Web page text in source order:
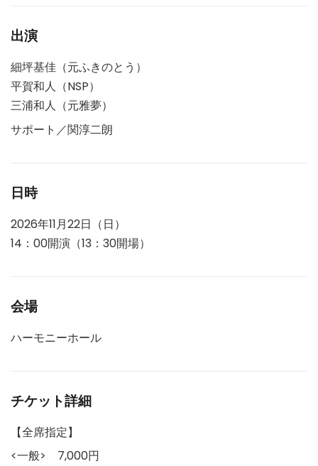
出演
細坪基佳（元ふきのとう）
平賀和人（NSP）
三浦和人（元雅夢）
サポート／関淳二朗
日時
2026年11月22日（日）
14：00開演（13：30開場）
会場
ハーモニーホール
チケット詳細
【全席指定】
<一般> 7,000円